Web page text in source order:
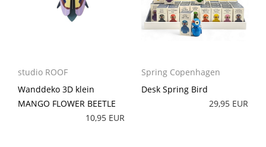
studio ROOF
Wanddeko 3D klein
MANGO FLOWER BEETLE
10,95 EUR
Spring Copenhagen
Desk Spring Bird
29,95 EUR